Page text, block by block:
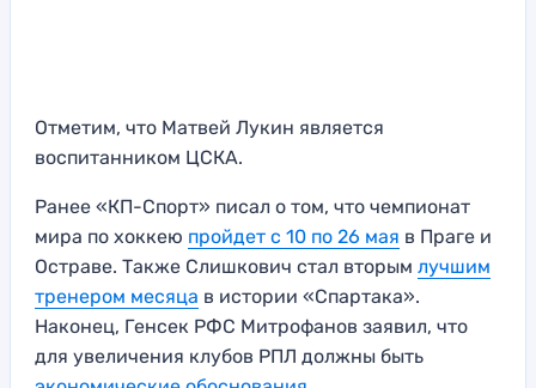
Отметим, что Матвей Лукин является
воспитанником ЦСКА.
Ранее «КП-Спорт» писал о том, что чемпионат
мира по хоккею пройдет с 10 по 26 мая в Праге и
Остраве. Также Слишкович стал вторым лучшим
тренером месяца в истории «Спартака».
Наконец, Генсек РФС Митрофанов заявил, что
для увеличения клубов РПЛ должны быть